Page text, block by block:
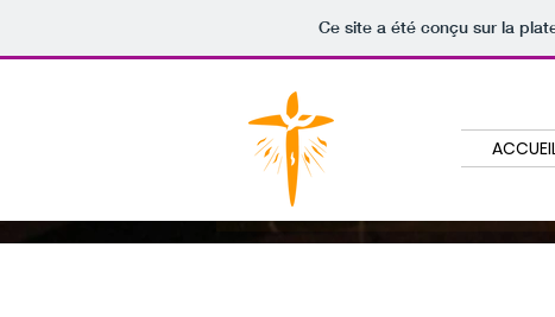
Ce site a été conçu sur la